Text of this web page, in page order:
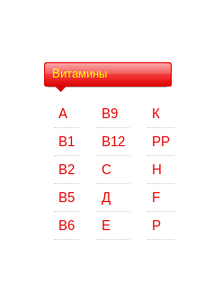
Витамины
А
В1
В2
В5
В6
В9
В12
С
Д
Е
К
РР
Н
F
Р